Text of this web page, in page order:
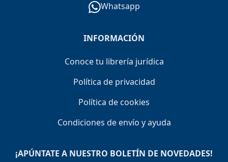
Whatsapp
INFORMACIÓN
Conoce tu librería jurídica
Política de privacidad
Política de cookies
Condiciones de envío y ayuda
¡APÚNTATE A NUESTRO BOLETÍN DE NOVEDADES!